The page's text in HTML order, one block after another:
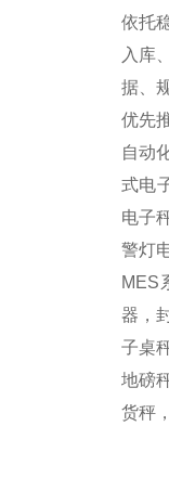
依托
入库
据、
优先
自动
式电
电子
警灯
MES
器，
子桌
地磅
货秤